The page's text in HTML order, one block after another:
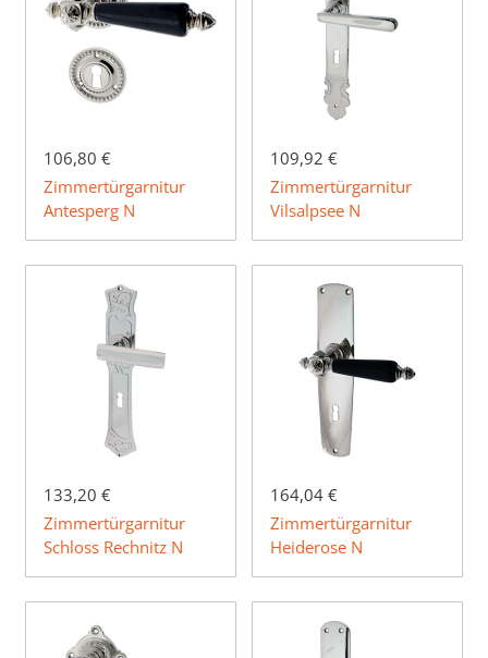
106,80 €
Zimmertürgarnitur
Antesperg N
109,92 €
Zimmertürgarnitur
Vilsalpsee N
133,20 €
Zimmertürgarnitur
Schloss Rechnitz N
164,04 €
Zimmertürgarnitur
Heiderose N